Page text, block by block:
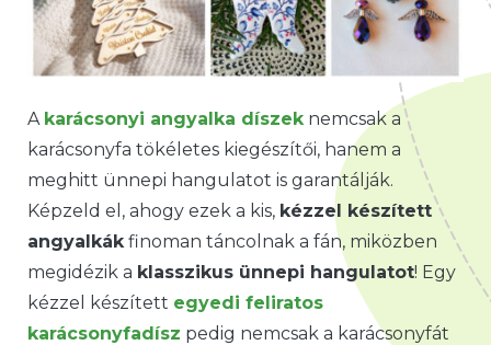
A karácsonyi angyalka díszek nemcsak a
karácsonyfa tökéletes kiegészítői, hanem a
meghitt ünnepi hangulatot is garantálják.
Képzeld el, ahogy ezek a kis, kézzel készített
angyalkák finoman táncolnak a fán, miközben
megidézik a klasszikus ünnepi hangulatot! Egy
kézzel készített egyedi feliratos
karácsonyfadísz pedig nemcsak a karácsonyfát